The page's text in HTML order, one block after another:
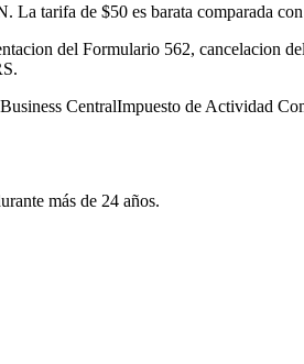
tarifa de $50 es barata comparada
del Formulario 562, cancelacion
CentralImpuesto de Actividad
más de 24 años.